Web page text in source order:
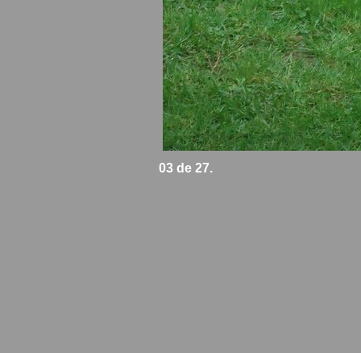
03 de 27.